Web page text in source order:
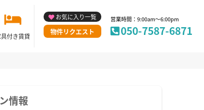
具付き賃貸
お気に入り一覧
物件リクエスト
営業時間：9:00am～6:00pm
050-7587-6871
情報